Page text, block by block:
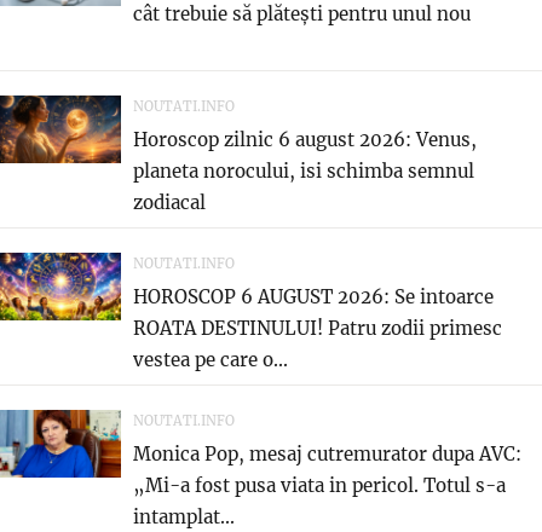
cât trebuie să plătești pentru unul nou
NOUTATI.INFO
Horoscop zilnic 6 august 2026: Venus,
planeta norocului, isi schimba semnul
zodiacal
NOUTATI.INFO
HOROSCOP 6 AUGUST 2026: Se intoarce
ROATA DESTINULUI! Patru zodii primesc
vestea pe care o...
NOUTATI.INFO
Monica Pop, mesaj cutremurator dupa AVC:
„Mi-a fost pusa viata in pericol. Totul s-a
intamplat...